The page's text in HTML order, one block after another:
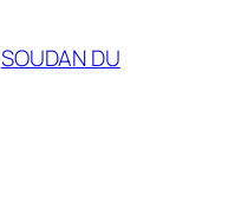
SOUDAN DU